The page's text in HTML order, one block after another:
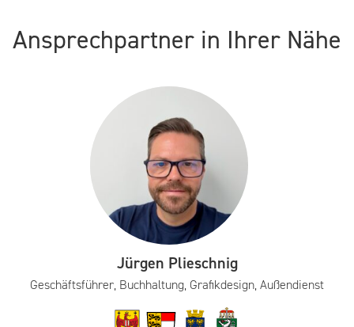
Ansprechpartner in Ihrer Nähe
Jürgen Plieschnig
Geschäftsführer, Buchhaltung, Grafikdesign, Außendienst